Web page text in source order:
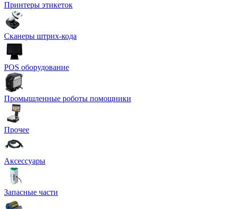
Принтеры этикеток
Сканеры штрих-кода
POS оборудование
Промышленные роботы помощники
Прочее
Аксессуары
Запасные части